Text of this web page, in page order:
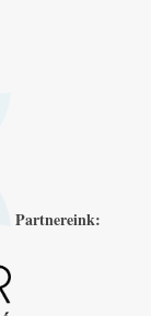
Partnereink: